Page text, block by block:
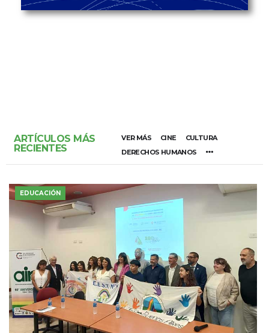
ARTÍCULOS MÁS
RECIENTES
VER MÁS CINE
CULTURA
DERECHOS HUMANOS
EDUCACIÓN